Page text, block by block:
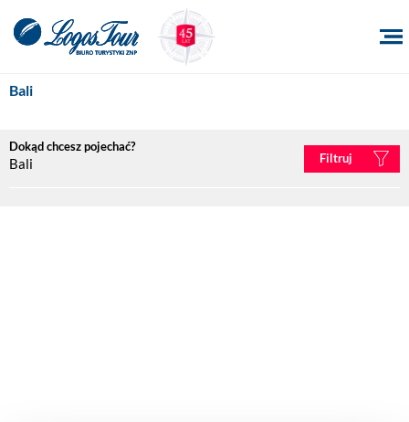
Bali
Dokąd chcesz pojechać?
Bali Filtruj